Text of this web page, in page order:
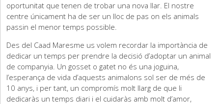
oportunitat que tenen de trobar una nova llar. El nostre
centre únicament ha de ser un lloc de pas on els animals
passin el menor temps possible.
Des del Caad Maresme us volem recordar la importància de
dedicar un temps per prendre la decisió d’adoptar un animal
de companyia. Un gosset o gatet no és una joguina,
l’esperança de vida d’aquests animalons sol ser de més de
10 anys, i per tant, un compromís molt llarg de que li
dedicaràs un temps diari i el cuidaràs amb molt d’amor,